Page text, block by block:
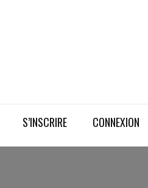
S’INSCRIRE CONNEXION